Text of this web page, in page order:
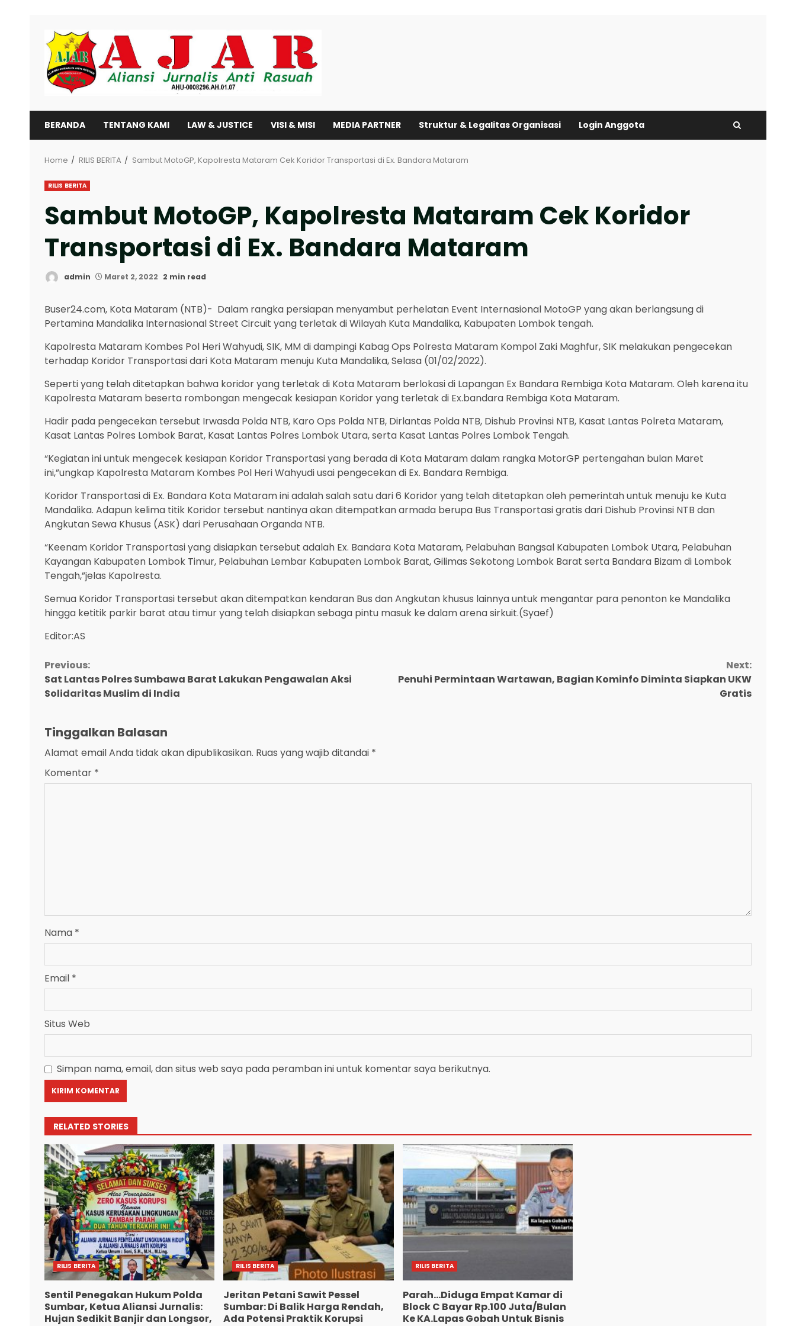
content
BERANDA TENTANG KAMI LAW & JUSTICE VISI & MISI MEDIA PARTNER Struktur & Legalitas Organisasi Login Anggota
Home RILIS BERITA Sambut MotoGP, Kapolresta Mataram Cek Koridor Transportasi di Ex. Bandara Mataram
RILIS BERITA
Sambut MotoGP, Kapolresta Mataram Cek Koridor
Transportasi di Ex. Bandara Mataram
admin Maret 2, 2022 2 min read
Buser24.com, Kota Mataram (NTB)- Dalam rangka persiapan menyambut perhelatan Event Internasional MotoGP yang akan berlangsung di
Pertamina Mandalika Internasional Street Circuit yang terletak di Wilayah Kuta Mandalika, Kabupaten Lombok tengah.
Kapolresta Mataram Kombes Pol Heri Wahyudi, SIK, MM di dampingi Kabag Ops Polresta Mataram Kompol Zaki Maghfur, SIK melakukan pengecekan
terhadap Koridor Transportasi dari Kota Mataram menuju Kuta Mandalika, Selasa (01/02/2022).
Seperti yang telah ditetapkan bahwa koridor yang terletak di Kota Mataram berlokasi di Lapangan Ex Bandara Rembiga Kota Mataram. Oleh karena itu
Kapolresta Mataram beserta rombongan mengecak kesiapan Koridor yang terletak di Ex.bandara Rembiga Kota Mataram.
Hadir pada pengecekan tersebut Irwasda Polda NTB, Karo Ops Polda NTB, Dirlantas Polda NTB, Dishub Provinsi NTB, Kasat Lantas Polreta Mataram,
Kasat Lantas Polres Lombok Barat, Kasat Lantas Polres Lombok Utara, serta Kasat Lantas Polres Lombok Tengah.
“Kegiatan ini untuk mengecek kesiapan Koridor Transportasi yang berada di Kota Mataram dalam rangka MotorGP pertengahan bulan Maret
ini,”ungkap Kapolresta Mataram Kombes Pol Heri Wahyudi usai pengecekan di Ex. Bandara Rembiga.
Koridor Transportasi di Ex. Bandara Kota Mataram ini adalah salah satu dari 6 Koridor yang telah ditetapkan oleh pemerintah untuk menuju ke Kuta
Mandalika. Adapun kelima titik Koridor tersebut nantinya akan ditempatkan armada berupa Bus Transportasi gratis dari Dishub Provinsi NTB dan
Angkutan Sewa Khusus (ASK) dari Perusahaan Organda NTB.
“Keenam Koridor Transportasi yang disiapkan tersebut adalah Ex. Bandara Kota Mataram, Pelabuhan Bangsal Kabupaten Lombok Utara, Pelabuhan
Kayangan Kabupaten Lombok Timur, Pelabuhan Lembar Kabupaten Lombok Barat, Gilimas Sekotong Lombok Barat serta Bandara Bizam di Lombok
Tengah,”jelas Kapolresta.
Semua Koridor Transportasi tersebut akan ditempatkan kendaran Bus dan Angkutan khusus lainnya untuk mengantar para penonton ke Mandalika
hingga ketitik parkir barat atau timur yang telah disiapkan sebaga pintu masuk ke dalam arena sirkuit.(Syaef)
Editor:AS
Continue
Reading
Previous:
Sat Lantas Polres Sumbawa Barat Lakukan Pengawalan Aksi
Solidaritas Muslim di India
Next:
Penuhi Permintaan Wartawan, Bagian Kominfo Diminta Siapkan UKW
Gratis
Tinggalkan Balasan
Alamat email Anda tidak akan dipublikasikan. Ruas yang wajib ditandai *
Komentar *
Nama *
Email *
Situs Web
Simpan nama, email, dan situs web saya pada peramban ini untuk komentar saya berikutnya.
RELATED STORIES
RILIS BERITA
Sentil Penegakan Hukum Polda
Sumbar, Ketua Aliansi Jurnalis:
Hujan Sedikit Banjir dan Longsor,
RILIS BERITA
Jeritan Petani Sawit Pessel
Sumbar: Di Balik Harga Rendah,
Ada Potensi Praktik Korupsi
RILIS BERITA
Parah…Diduga Empat Kamar di
Block C Bayar Rp.100 Juta/Bulan
Ke KA.Lapas Gobah Untuk Bisnis